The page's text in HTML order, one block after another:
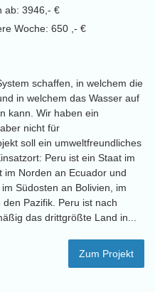
ab: 3946,- €
Woche: 650 ,- €
schaffen, in welchem die
in welchem das Wasser auf
kann. Wir haben ein
nicht für
soll ein umweltfreundliches
Peru ist ein Staat im
im Norden an Ecuador und
Südosten an Bolivien, im
Pazifik. Peru ist nach
das drittgrößte Land in...
Zum Projekt